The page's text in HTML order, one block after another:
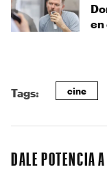
en
Tags: cine
DALE POTENCIA